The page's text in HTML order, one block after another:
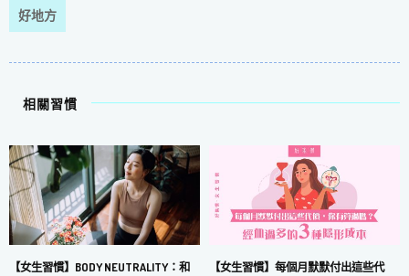
好地方
相關習慣
【女生習慣】BODY NEUTRALITY：和
【女生習慣】每個月默默付出這些代